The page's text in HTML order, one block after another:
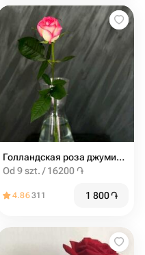
Голландская роза джумиля 60 см
Od 9 szt. / 16200 ֏
4.86311 1 800֏